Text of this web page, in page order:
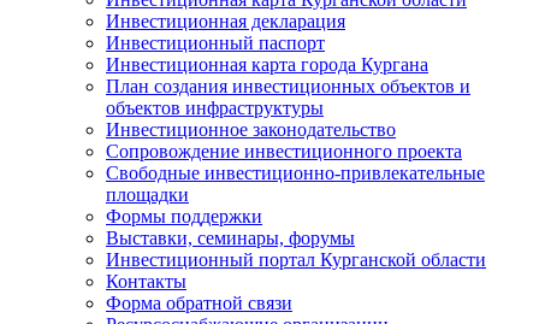
Инвестиционная декларация
Инвестиционный паспорт
Инвестиционная карта города Кургана
План создания инвестиционных объектов и
объектов инфраструктуры
Инвестиционное законодательство
Сопровождение инвестиционного проекта
Свободные инвестиционно-привлекательные
площадки
Формы поддержки
Выставки, семинары, форумы
Инвестиционный портал Курганской области
Контакты
Форма обратной связи